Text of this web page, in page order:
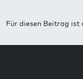
Für diesen Beitrag ist